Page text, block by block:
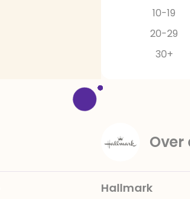
10-19
20-29
30+
Over
Hallmark